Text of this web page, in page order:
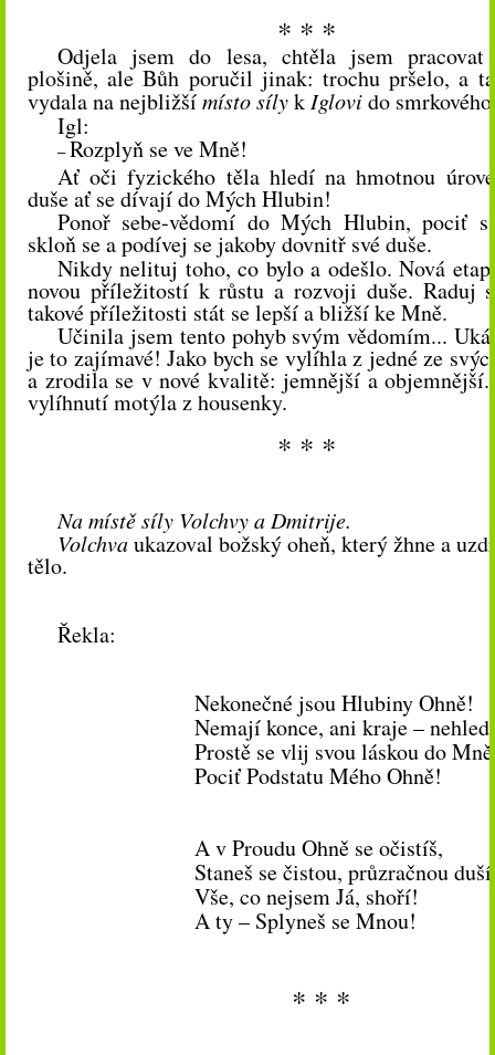
* * *
Odjela jsem do lesa, chtěla jsem
plošině, ale Bůh poručil jinak: trochu pršelo, a
vydala na nejbližšímístosílykIglovido
Igl:
– Rozplyň se ve Mně!
Ať oči fyzického těla hledí na hmotnou
duše ať se dívají do Mých Hlubin!
Ponoř sebe-vědomí do Mých Hlubin, pociť
skloň se a podívej se jakoby dovnitř své duše.
Nikdy nelituj toho, co bylo a odešlo. Nová
novou příležitostí k růstu a rozvoji duše. Raduj
takové příležitosti stát se lepší a bližší ke Mně.
Učinila jsem tento pohyb svým vědomím...
je to zajímavé! Jako bych se vylíhla z jedné ze
a zrodila se v nové kvalitě: jemnější a
vylíhnutí motýla z housenky.
* * *
Na místě síly Volchvy a Dmitrije.
Volchvaukazoval božský oheň, který žhne a
tělo.
Řekla:
Nekonečné jsou Hlubiny Ohně!
Nemají konce, ani kraje –
Prostě se vlij svou láskou do
Pociť Podstatu Mého Ohně!
A v Proudu Ohně se očistíš,
Staneš se čistou, průzračnou
Vše, co nejsem Já, shoří!
A ty – Splyneš se Mnou!
* * *